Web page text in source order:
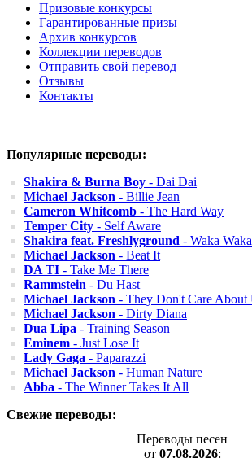
Призовые конкурсы
Гарантированные призы
Архив конкурсов
Коллекции переводов
Отправить свой перевод
Отзывы
Контакты
Популярные переводы:
Shakira & Burna Boy - Dai Dai
Michael Jackson - Billie Jean
Cameron Whitcomb - The Hard Way
Temper City - Self Aware
Shakira feat. Freshlyground - Waka Waka
Michael Jackson - Beat It
DA TI - Take Me There
Rammstein - Du Hast
Michael Jackson - They Don't Care About
Michael Jackson - Dirty Diana
Dua Lipa - Training Season
Eminem - Just Lose It
Lady Gaga - Paparazzi
Michael Jackson - Human Nature
Abba - The Winner Takes It All
Свежие переводы:
Переводы песен
от 07.08.2026: